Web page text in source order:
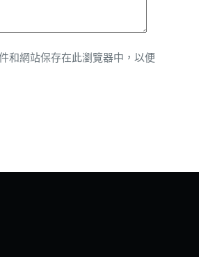
和網站保存在此瀏覽器中，以便